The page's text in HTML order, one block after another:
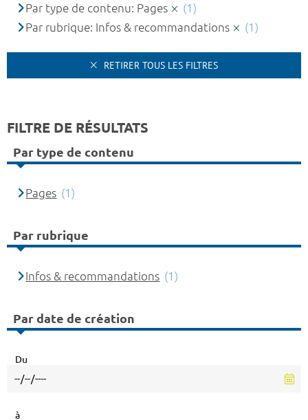
Par type de contenu: Pages
(1)
Par rubrique: Infos & recommandations
(1)
RETIRER TOUS LES FILTRES
FILTRE DE RÉSULTATS
Par type de contenu
Pages (1)
Par rubrique
Infos & recommandations (1)
Par date de création
Du
à